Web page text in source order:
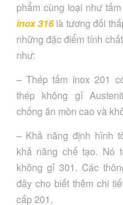
phẩm cùng loại như
inox 316là tương đối
những đặc điểm tính
như:
– Thép tấm inox 201
thép không gỉ
chống ăn mòn cao và
– Khả năng định hình
khả năng chế tạo. Nó
không gỉ 301. Các
đây cho biết thêm chi
cấp 201.